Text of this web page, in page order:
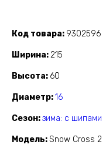
Код товара 9302596
Ширина 215
Высота 60
Диаметр 16
Сезон зима: с шипами
Модель Snow Cross 2